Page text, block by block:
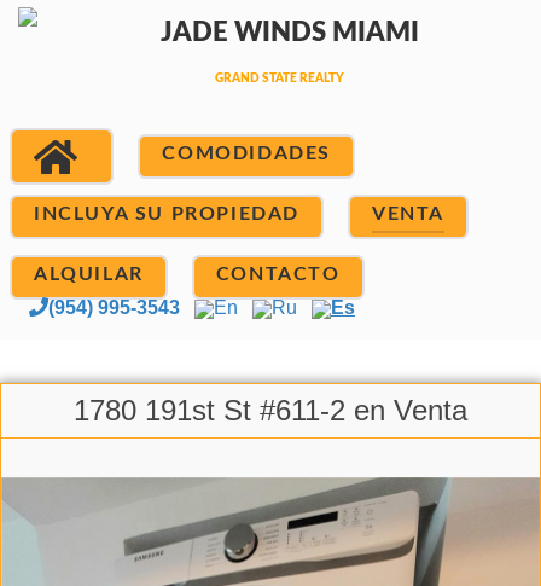
COMODIDADES
INCLUYA SU PROPIEDAD VENTA
ALQUILAR CONTACTO
(954) 995-3543 En Ru Es
1780 191st St #611-2 en Venta